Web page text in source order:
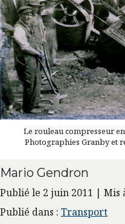
Le rouleau compresseur
Photographies Granby et
Mario Gendron
Publié le 2 juin 2011 | Mis
Publié dans : Transport